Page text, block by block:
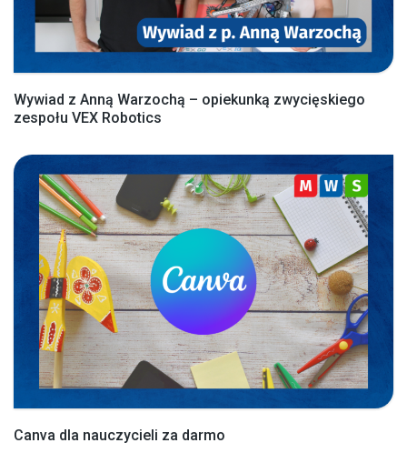
Wywiad z Anną Warzochą – opiekunką zwycięskiego
zespołu VEX Robotics
Canva dla nauczycieli za darmo